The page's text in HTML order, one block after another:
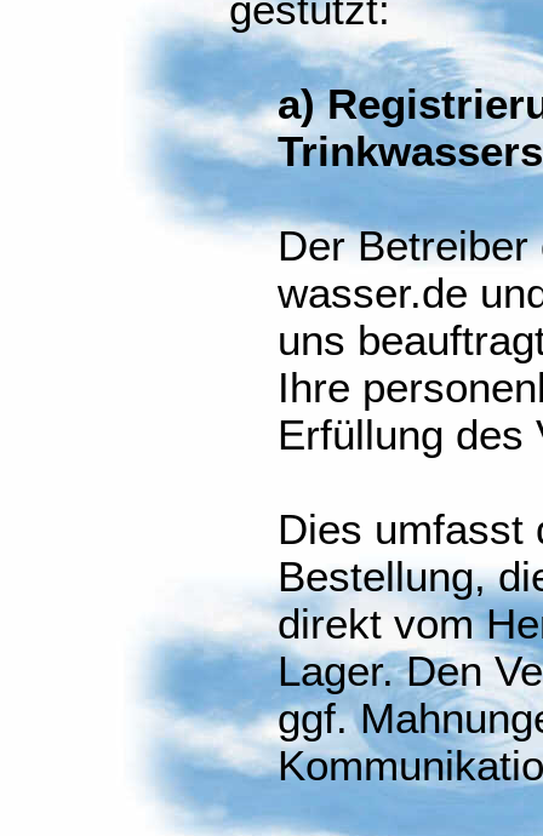
gestützt:
a)
Der
wasser.de
uns
Ihre
Erfüllung des
Dies umfasst
Bestellung,
direkt vom
Lager. Den
ggf.